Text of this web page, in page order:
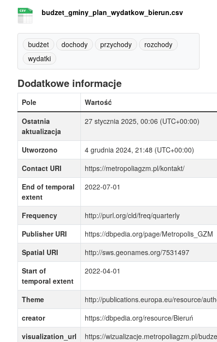
budzet_gminy_plan_wydatkow_bierun.csv
budżet dochody przychody
rozchody
wydatki
Dodatkowe informacje
Pole
Wartość
Ostatnia
aktualizacja
27 stycznia 2025, 00:06 (UTC+00:00)
Utworzono
4 grudnia 2024, 21:48 (UTC+00:00)
Contact URI
https://metropoliagzm.pl/kontakt/
End of temporal
extent
2022-07-01
Frequency
http://purl.org/cld/freq/quarterly
Publisher URI
https://dbpedia.org/page/Metropolis_GZM
Spatial URI
http://sws.geonames.org/7531497
Start of
temporal extent
2022-04-01
Theme
http://publications.europa.eu/resource/
creator
https://dbpedia.org/resource/Bieruń
visualization_url
https://wizualizacje.metropoliagzm.pl/